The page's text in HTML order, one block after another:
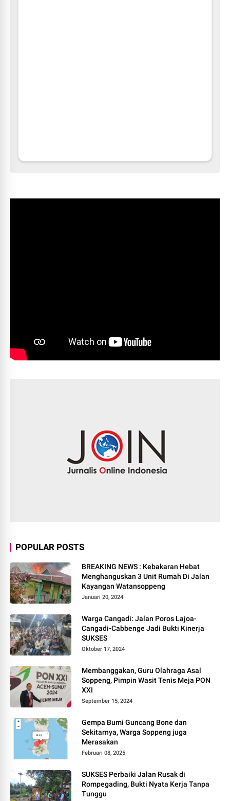
POPULAR POSTS
BREAKING NEWS : Kebakaran Hebat
Menghanguskan 3 Unit Rumah Di Jalan
Kayangan Watansoppeng
Januari 20, 2024
Warga Cangadi: Jalan Poros Lajoa-
Cangadi-Cabbenge Jadi Bukti Kinerja
SUKSES
Oktober 17, 2024
Membanggakan, Guru Olahraga Asal
Soppeng, Pimpin Wasit Tenis Meja PON
XXI
September 15, 2024
Gempa Bumi Guncang Bone dan
Sekitarnya, Warga Soppeng juga
Merasakan
Februari 08, 2025
SUKSES Perbaiki Jalan Rusak di
Rompegading, Bukti Nyata Kerja Tanpa
Tunggu